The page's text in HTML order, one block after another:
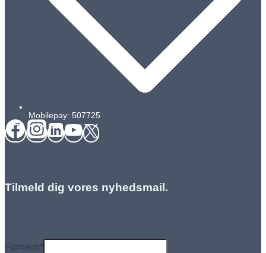
Mobilepay: 507725
Tilmeld dig vores nyhedsmail.
Fornavn*